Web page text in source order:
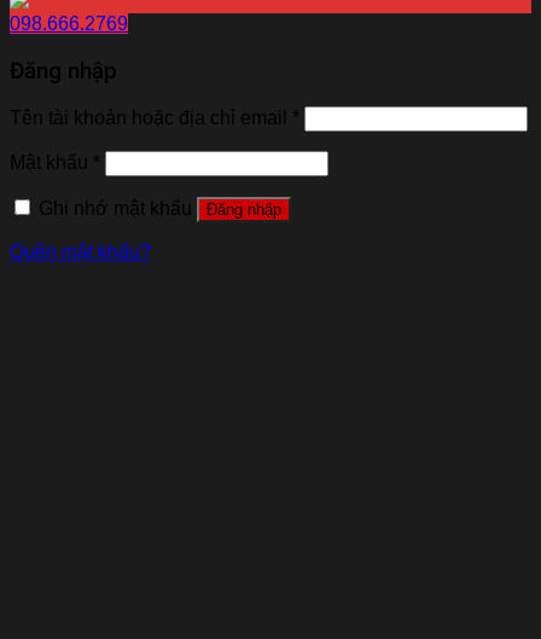
098.666.2769
Đăng nhập
Tên tài khoản hoặc địa chỉ email *
Mật khẩu *
Ghi nhớ mật khẩu Đăng nhập
Quên mật khẩu?